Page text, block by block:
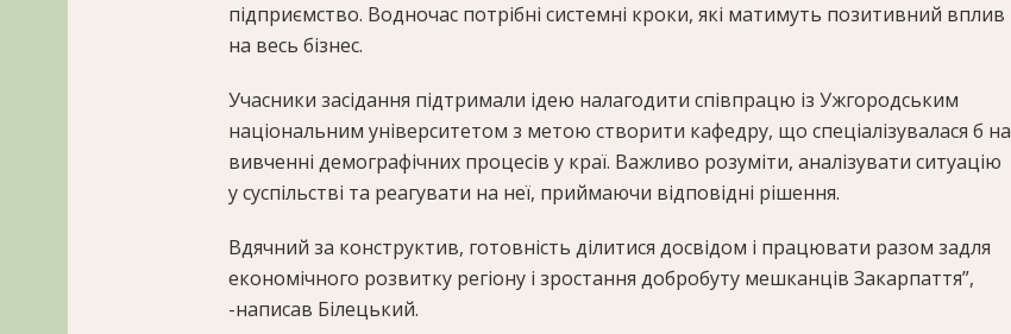
підприємство. Водночас потрібні системні кроки, які матимуть позитивний вплив
на весь бізнес.
Учасники засідання підтримали ідею налагодити співпрацю із Ужгородським
національним університетом з метою створити кафедру, що спеціалізувалася б на
вивченні демографічних процесів у краї. Важливо розуміти, аналізувати ситуацію
у суспільстві та реагувати на неї, приймаючи відповідні рішення.
Вдячний за конструктив, готовність ділитися досвідом і працювати разом задля
економічного розвитку регіону і зростання добробуту мешканців Закарпаття”,
-написав Білецький.